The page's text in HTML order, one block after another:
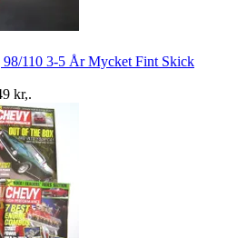
110 3-5 År Mycket Fint Skick
kr,.